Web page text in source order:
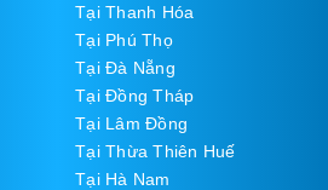
Tại Thanh Hóa
Tại Phú Thọ
Tại Đà Nẵng
Tại Đồng Tháp
Tại Lâm Đồng
Tại Thừa Thiên Huế
Tại Hà Nam